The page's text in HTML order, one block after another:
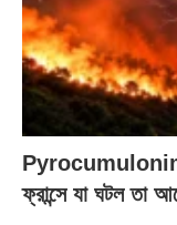
ফ্রান্সে যা ঘটল তা